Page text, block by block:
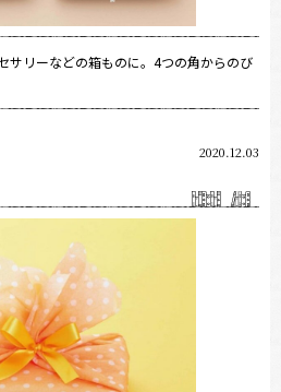
サリーなどの箱ものに。4つの角からのび
2020.12.03